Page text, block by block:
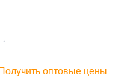
Получить оптовые цены